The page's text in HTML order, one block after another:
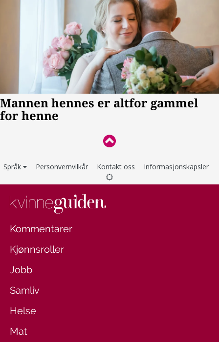
Språk Personvernvilkår Kontakt oss Informasjonskapsler
Kommentarer
Kjønnsroller
Jobb
Samliv
Helse
Mat